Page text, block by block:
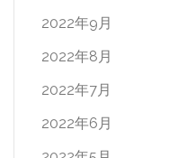
2022年9月
2022年8月
2022年7月
2022年6月